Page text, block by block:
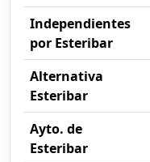
Independientes
por Esteribar
Alternativa
Esteribar
Ayto. de
Esteribar